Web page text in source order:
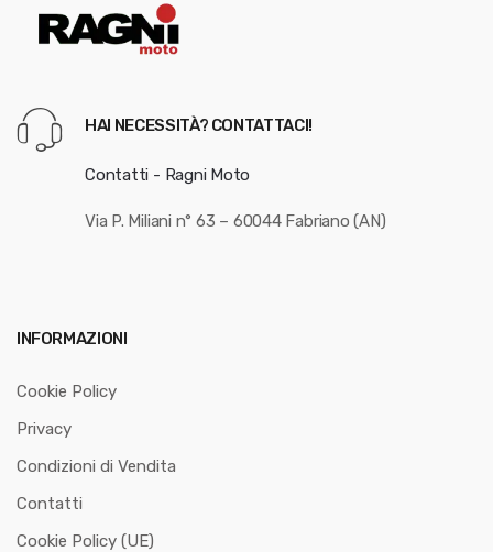
HAI NECESSITÀ? CONTATTACI!
Contatti - Ragni Moto
Via P. Miliani n° 63 – 60044 Fabriano (AN)
INFORMAZIONI
Cookie Policy
Privacy
Condizioni di Vendita
Contatti
Cookie Policy (UE)